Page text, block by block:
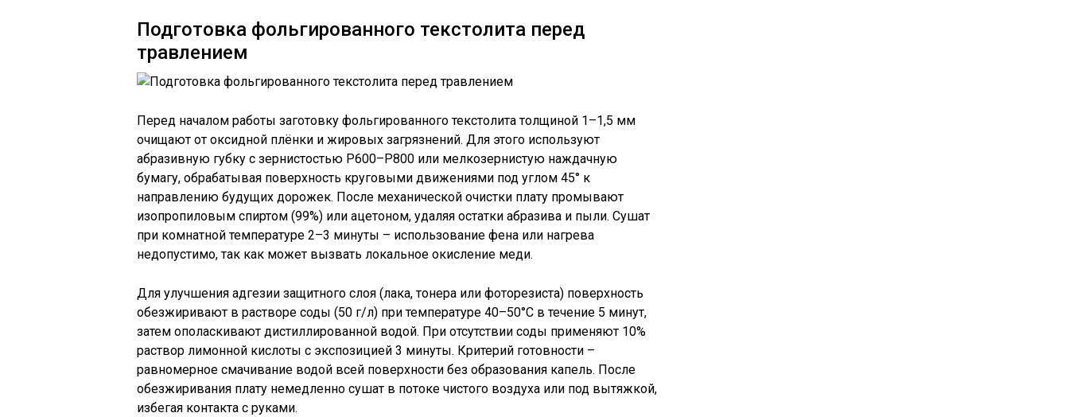
Подготовка фольгированного текстолита перед
травлением
Перед началом работы заготовку фольгированного текстолита толщиной 1–1,5 мм
очищают от оксидной плёнки и жировых загрязнений. Для этого используют
абразивную губку с зернистостью P600–P800 или мелкозернистую наждачную
бумагу, обрабатывая поверхность круговыми движениями под углом 45° к
направлению будущих дорожек. После механической очистки плату промывают
изопропиловым спиртом (99%) или ацетоном, удаляя остатки абразива и пыли. Сушат
при комнатной температуре 2–3 минуты – использование фена или нагрева
недопустимо, так как может вызвать локальное окисление меди.
Для улучшения адгезии защитного слоя (лака, тонера или фоторезиста) поверхность
обезжиривают в растворе соды (50 г/л) при температуре 40–50°C в течение 5 минут,
затем ополаскивают дистиллированной водой. При отсутствии соды применяют 10%
раствор лимонной кислоты с экспозицией 3 минуты. Критерий готовности –
равномерное смачивание водой всей поверхности без образования капель. После
обезжиривания плату немедленно сушат в потоке чистого воздуха или под вытяжкой,
избегая контакта с руками.